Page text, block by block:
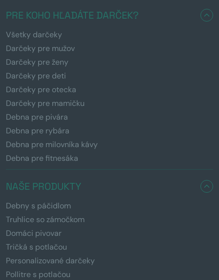
PRE KOHO HĽADÁTE DARČEK?
Všetky darčeky
Darčeky pre mužov
Darčeky pre ženy
Darčeky pre deti
Darčeky pre otecka
Darčeky pre mamičku
Debna pre pivára
Debna pre rybára
Debna pre milovníka kávy
Debna pre fitnesáka
NAŠE PRODUKTY
Debny s páčidlom
Truhlice so zámočkom
Domáci pivovar
Tričká s potlačou
Personalizované darčeky
Pollitre s potlačou